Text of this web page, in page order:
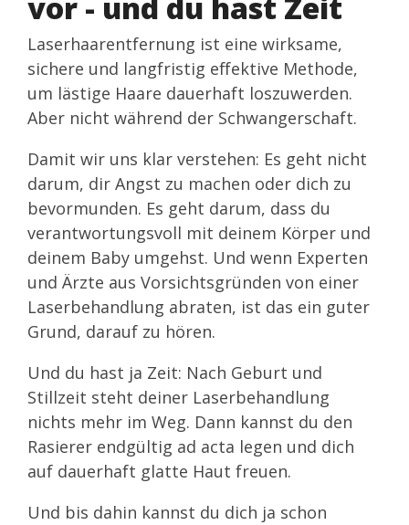
vor - und du hast Zeit
Laserhaarentfernung ist eine wirksame,
sichere und langfristig effektive Methode,
um lästige Haare dauerhaft loszuwerden.
Aber nicht während der Schwangerschaft.
Damit wir uns klar verstehen: Es geht nicht
darum, dir Angst zu machen oder dich zu
bevormunden. Es geht darum, dass du
verantwortungsvoll mit deinem Körper und
deinem Baby umgehst. Und wenn Experten
und Ärzte aus Vorsichtsgründen von einer
Laserbehandlung abraten, ist das ein guter
Grund, darauf zu hören.
Und du hast ja Zeit: Nach Geburt und
Stillzeit steht deiner Laserbehandlung
nichts mehr im Weg. Dann kannst du den
Rasierer endgültig ad acta legen und dich
auf dauerhaft glatte Haut freuen.
Und bis dahin kannst du dich ja schon